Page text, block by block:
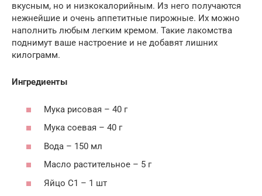
вкусным, но и низкокалорийным. Из него получаются
нежнейшие и очень аппетитные пирожные. Их можно
наполнить любым легким кремом. Такие лакомства
поднимут ваше настроение и не добавят лишних
килограмм.
Ингредиенты
Мука рисовая – 40 г
Мука соевая – 40 г
Вода – 150 мл
Масло растительное – 5 г
Яйцо С1 – 1 шт